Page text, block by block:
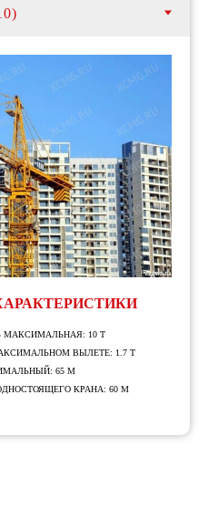
МАКСИМАЛЬНАЯ: 10 Т
ВЫЛЕТЕ: 1.7 Т
65 М
КРАНА: 60 М